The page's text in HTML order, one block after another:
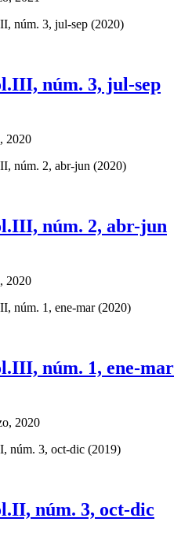
núm. 3, jul-sep
2020
núm. 2, abr-jun
2020
núm. 1, ene-mar
2020
núm. 3, oct-dic